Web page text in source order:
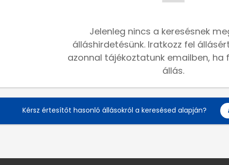
Jelenleg nincs a keresésnek
álláshirdetésünk. Iratkozz fel
azonnal tájékoztatunk emailben, ha
állás.
Kérsz értesítőt hasonló állásokról a keresésed alapján?